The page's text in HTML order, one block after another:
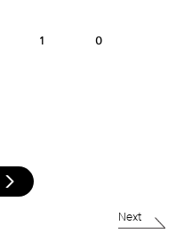
1 0
Next